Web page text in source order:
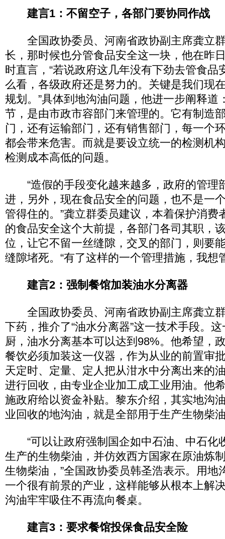
建言1：不留空子，各部门要协同作战
全国政协委员、河南省政协副主席龚立
长，那时候也分管食品安全这一块，他在昨
时直言，“若说政府这几年没有下劲去管食品
么看，各级政府还是努力的。关键是我们现
规划。”具体到地沟油问题，他进一步阐释道
节，是由市政市容部门来管理的。它有制造
门，还有运输部门，还有销售部门，每一个
都会带来危害。而就是要设立统一的检测机
检测成本高低的问题。
“造假的手段变化越来越多，政府的管理
进，另外，现在食品安全的问题，也不是一
管得住的。”龚立群委员建议，本着保护消费
的食品安全这个大前提，各部门各司其职，
位，让它不留一丝缝隙，交叉的部门，则要
缝隙堵死。“有了这样的一个管理措施，我想
建言2：强制餐馆加装油水分离器
全国政协委员、河南省政协副主席龚立
下药，推介了“油水分离器”这一技术手段。
厨，油水分离基本可以达到98%。他希望，
餐饮必须加装这一仪器，作为从业的前置审
天定时、定量、定人把从泔水中分离出来的
进行回收，由专业企业加工成工业用油。他
施政府给以资金补贴。黎东介绍，其实地沟
业回收的地沟油，就是全部用于生产生物柴
“可以让政府强制国企如中石油、中石化
生产的生物柴油，并仿效西方国家在原油炼
生物柴油，”全国政协委员韩圣浩表示。用地
一个很有前景的产业，这样能够从根本上解
沟油牢牢吸住不再流向餐桌。
建言3：要求餐馆投保食品安全险